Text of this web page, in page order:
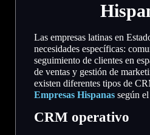
Las empresas latinas en
necesidades específicas:
seguimiento de clientes en
de ventas y gestión de
existen diferentes tipos de
Empresas Hispanas según
CRM operativo